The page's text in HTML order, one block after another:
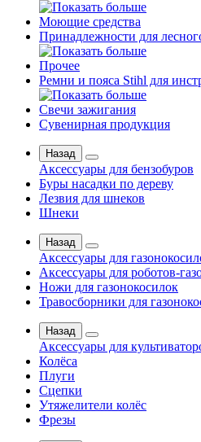
Моющие средства
Принадлежности для
Прочее
Ремни и пояса Stihl для
Свечи зажигания
Сувенирная продукция
Назад
Аксессуары для бензобуров
Буры насадки по дереву
Лезвия для шнеков
Шнеки
Назад
Аксессуары для
Аксессуары для роботов-
Ножи для газонокосилок
Травосборники для
Назад
Аксессуары для
Колёса
Плуги
Сцепки
Утяжелители колёс
Фрезы